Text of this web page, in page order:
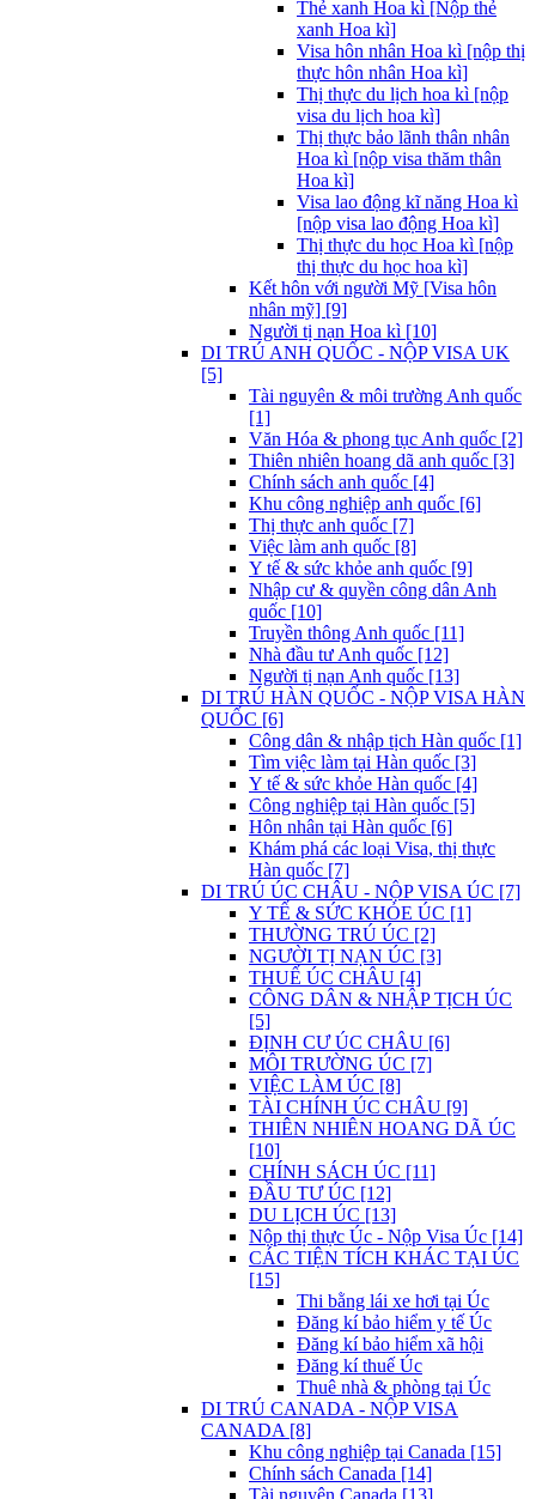
Thẻ xanh Hoa kì [Nộp thẻ
xanh Hoa kì]
Visa hôn nhân Hoa kì [nộp thị
thực hôn nhân Hoa kì]
Thị thực du lịch hoa kì [nộp
visa du lịch hoa kì]
Thị thực bảo lãnh thân nhân
Hoa kì [nộp visa thăm thân
Hoa kì]
Visa lao động kĩ năng Hoa kì
[nộp visa lao động Hoa kì]
Thị thực du học Hoa kì [nộp
thị thực du học hoa kì]
Kết hôn với người Mỹ [Visa hôn
nhân mỹ] [9]
Người tị nạn Hoa kì [10]
DI TRÚ ANH QUỐC - NỘP VISA UK
[5]
Tài nguyên & môi trường Anh quốc
[1]
Văn Hóa & phong tục Anh quốc [2]
Thiên nhiên hoang dã anh quốc [3]
Chính sách anh quốc [4]
Khu công nghiệp anh quốc [6]
Thị thực anh quốc [7]
Việc làm anh quốc [8]
Y tế & sức khỏe anh quốc [9]
Nhập cư & quyền công dân Anh
quốc [10]
Truyền thông Anh quốc [11]
Nhà đầu tư Anh quốc [12]
Người tị nạn Anh quốc [13]
DI TRÚ HÀN QUỐC - NỘP VISA HÀN
QUỐC [6]
Công dân & nhập tịch Hàn quốc [1]
Tìm việc làm tại Hàn quốc [3]
Y tế & sức khỏe Hàn quốc [4]
Công nghiệp tại Hàn quốc [5]
Hôn nhân tại Hàn quốc [6]
Khám phá các loại Visa, thị thực
Hàn quốc [7]
DI TRÚ ÚC CHÂU - NỘP VISA ÚC [7]
Y TẾ & SỨC KHỎE ÚC [1]
THƯỜNG TRÚ ÚC [2]
NGƯỜI TỊ NẠN ÚC [3]
THUẾ ÚC CHÂU [4]
CÔNG DÂN & NHẬP TỊCH ÚC
[5]
ĐỊNH CƯ ÚC CHÂU [6]
MÔI TRƯỜNG ÚC [7]
VIỆC LÀM ÚC [8]
TÀI CHÍNH ÚC CHÂU [9]
THIÊN NHIÊN HOANG DÃ ÚC
[10]
CHÍNH SÁCH ÚC [11]
ĐẦU TƯ ÚC [12]
DU LỊCH ÚC [13]
Nộp thị thực Úc - Nộp Visa Úc [14]
CÁC TIỆN TÍCH KHÁC TẠI ÚC
[15]
Thi bằng lái xe hơi tại Úc
Đăng kí bảo hiểm y tế Úc
Đăng kí bảo hiểm xã hội
Đăng kí thuế Úc
Thuê nhà & phòng tại Úc
DI TRÚ CANADA - NỘP VISA
CANADA [8]
Khu công nghiệp tại Canada [15]
Chính sách Canada [14]
Tài nguyên Canada [13]